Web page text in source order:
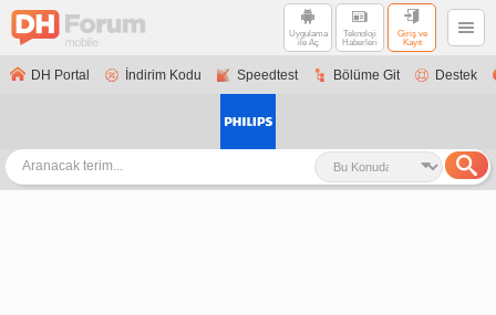
Uygulama
ile Aç
Teknoloji
Haberleri
Giriş ve
Kayıt
DH Portal İndirim Kodu Speedtest Bölüme Git Destek